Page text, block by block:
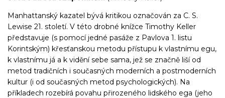
Manhattanský kazatel bývá kritikou označován za C. S.
Lewise 21. století. V této drobné knížce Timothy Keller
představuje (s pomocí jedné pasáže z Pavlova 1. listu
Korintským) křesťanskou metodu přístupu k vlastnímu egu,
k vlastnímu já a k vidění sebe sama, jež se značně liší od
metod tradičních i současných moderních a postmoderních
kultur (i od současných metod psychologických). Na
příkladech rozebírá povahu přirozeného lidského ega (jeho